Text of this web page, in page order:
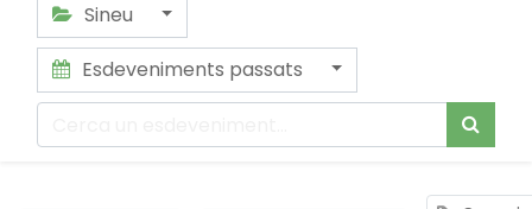
Sineu
Esdeveniments passats